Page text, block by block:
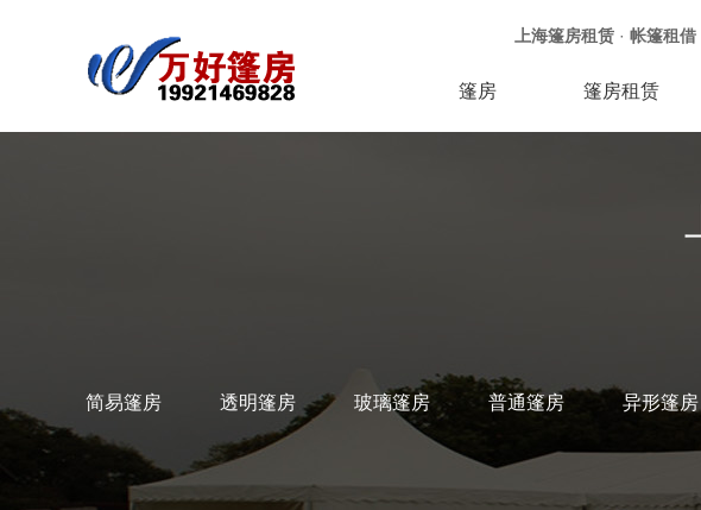
上海篷房租赁 · 帐篷租借
篷房 篷房租赁
简易篷房 透明篷房 玻璃篷房 普通篷房 异形篷房